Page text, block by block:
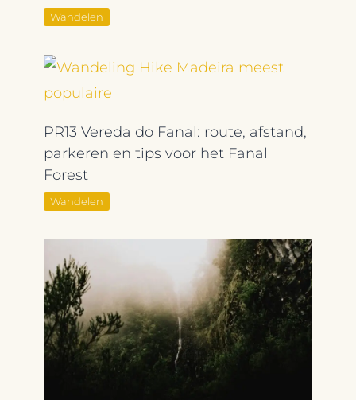
Wandelen
PR13 Vereda do Fanal: route, afstand,
parkeren en tips voor het Fanal
Forest
Wandelen